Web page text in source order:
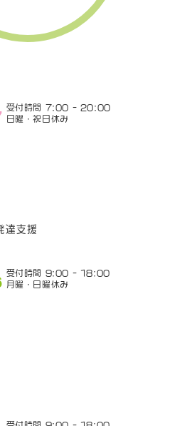
受付時間 7:00 - 20:00
日曜・祝日休み
達支援
受付時間 9:00 - 18:00
月曜・日曜休み